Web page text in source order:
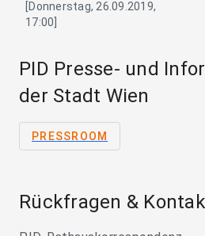
[Donnerstag, 26.09.2019,
17:00]
PID Presse- und
der Stadt Wien
PRESSROOM
Rückfragen &